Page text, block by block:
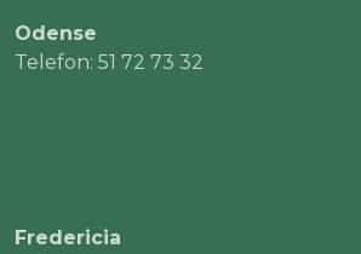
Odense
Telefon: 51 72 73 32
Fredericia